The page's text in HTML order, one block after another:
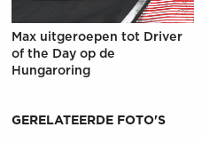
Max uitgeroepen tot Driver
of the Day op de
Hungaroring
GERELATEERDE FOTO'S